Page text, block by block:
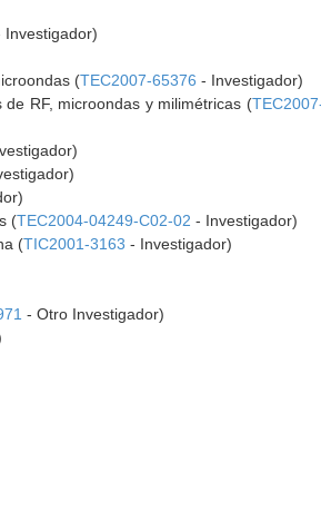
Investigador)
(TEC2007-65376 - Investigador)
RF, microondas y milimétricas (
(TEC2004-04249-C02-02 - Investigador)
(TIC2001-3163 - Investigador)
- Otro Investigador)